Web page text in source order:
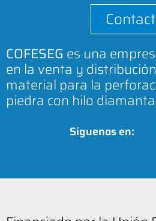
COFESEG es una
en la venta y
material para la
piedra con hilo
Síguenos en: